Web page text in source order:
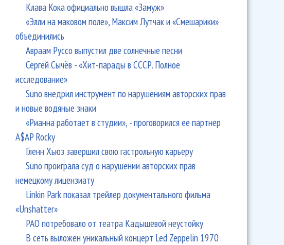
Клава Кока официально вышла «Замуж»
«Элли на маковом поле», Максим Лутчак и «Смешарики»
объединились
Авраам Руссо выпустил две солнечные песни
Сергей Сычёв - «Хит-парады в СССР. Полное
исследование»
Suno внедрил инструмент по нарушениям авторских прав
и новые водяные знаки
«Рианна работает в студии», - проговорился ее партнер
A$AP Rocky
Гленн Хьюз завершил свою гастрольную карьеру
Suno проиграла суд о нарушении авторских прав
немецкому лицензиату
Linkin Park показал трейлер документального фильма
«Unshatter»
РАО потребовало от театра Кадышевой неустойку
В сеть выложен уникальный концерт Led Zeppelin 1970